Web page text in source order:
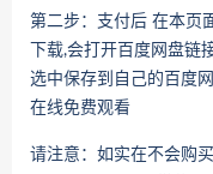
第二步：支付后 在本页
下载,会打开百度网盘
选中保存到自己的百度
在线免费观看
请注意：如实在不会购